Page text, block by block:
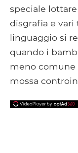
speciale
disgrafia e
linguaggio si
quando i
meno comune
mossa